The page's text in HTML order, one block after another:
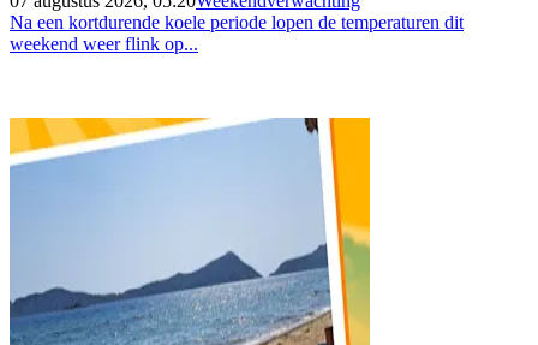
Na een kortdurende koele periode lopen de temperaturen dit
weekend weer flink op...